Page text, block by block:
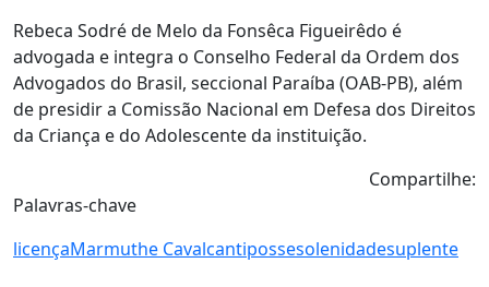
Rebeca Sodré de Melo da Fonsêca Figueirêdo é
advogada e integra o Conselho Federal da Ordem dos
Advogados do Brasil, seccional Paraíba (OAB-PB), além
de presidir a Comissão Nacional em Defesa dos Direitos
da Criança e do Adolescente da instituição.
Compartilhe:
Palavras-chave
licençaMarmuthe Cavalcantipossesolenidadesuplente